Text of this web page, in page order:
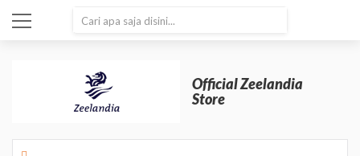
Official Zeelandia
Store